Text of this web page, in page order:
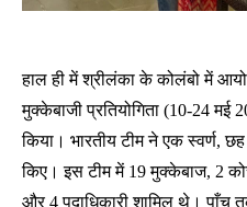
हाल ही में श्रीलंका के कोलंबो में
मुक्केबाजी प्रतियोगिता (10-24 मई
किया। भारतीय टीम ने एक स्वर्ण,
किए। इस टीम में 19 मुक्केबाज, 2
और 4 पदाधिकारी शामिल थे। पाँच